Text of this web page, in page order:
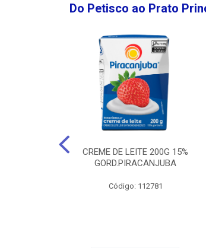
Do Petisco ao Prato
CREME DE LEITE 200G 15%
GORD.PIRACANJUBA
Código: 112781